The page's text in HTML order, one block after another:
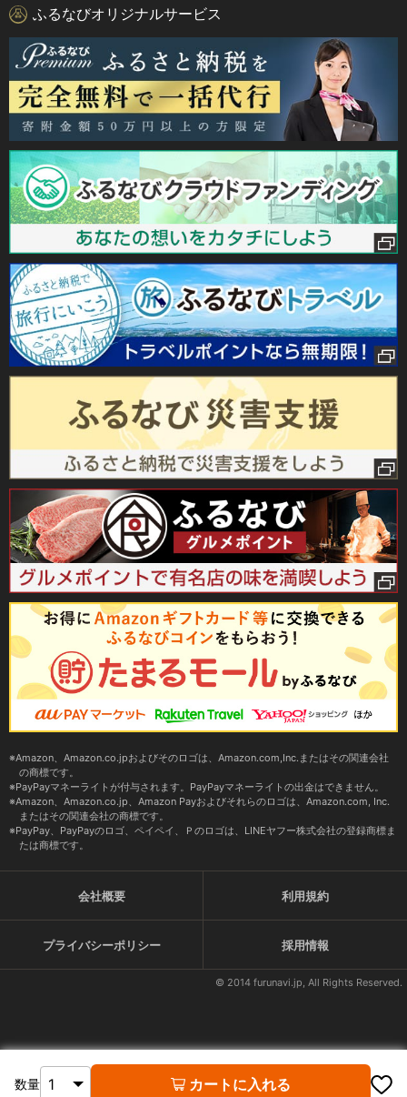
数量 カートに入れる
ふるなびオリジナルサービス
Amazon、Amazon.co.jpおよびそのロゴは、Amazon.com,Inc.またはその関連会社
の商標です。
PayPayマネーライトが付与されます。PayPayマネーライトの出金はできません。
Amazon、Amazon.co.jp、Amazon Payおよびそれらのロゴは、Amazon.com, Inc.
またはその関連会社の商標です。
PayPay、PayPayのロゴ、ペイペイ、Ｐのロゴは、LINEヤフー株式会社の登録商標ま
たは商標です。
会社概要 利用規約
プライバシーポリシー 採用情報
© 2014 furunavi.jp, All Rights Reserved.